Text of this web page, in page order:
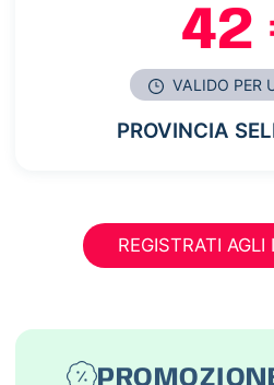
42
VALIDO PER
PROVINCIA
REGISTRATI AGLI